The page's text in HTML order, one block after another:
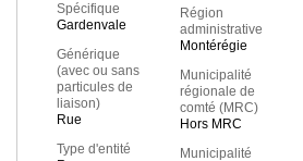
Spécifique
Gardenvale
Générique
(avec ou sans
particules de
liaison)
Rue
Type d'entité
Région
administrative
Montérégie
Municipalité
régionale de
comté (MRC)
Hors MRC
Municipalité